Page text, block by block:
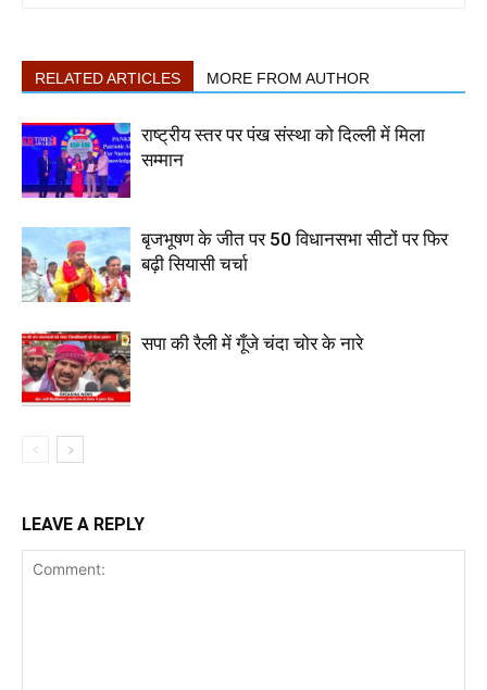
RELATED ARTICLES MORE FROM AUTHOR
राष्ट्रीय स्तर पर पंख संस्था को दिल्ली में मिला
सम्मान
बृजभूषण के जीत पर 50 विधानसभा सीटों पर फिर
बढ़ी सियासी चर्चा
सपा की रैली में गूँजे चंदा चोर के नारे
LEAVE A REPLY